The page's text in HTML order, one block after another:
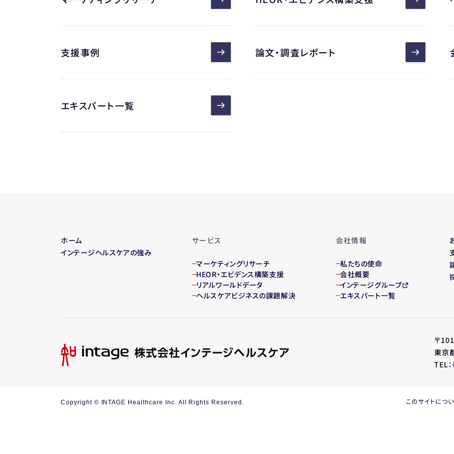
支援事例 論文・調査レポート
エキスパート一覧
ホーム
インテージヘルスケアの強み
サービス
マーケティングリサーチ
HEOR・エビデンス構築支援
リアルワールドデータ
ヘルスケアビジネスの課題解決
会社情報
私たちの使命
会社概要
インテージグループ
エキスパート一覧
〒
東京
TEL：
Copyright © INTAGE Healthcare Inc. All Rights Reserved. このサイトにつ